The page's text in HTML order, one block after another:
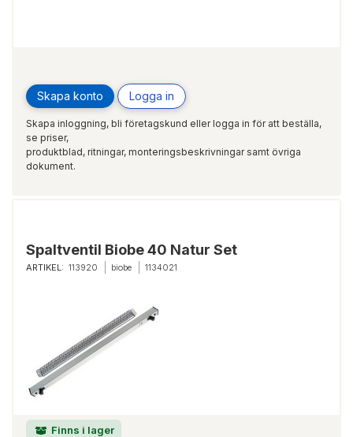
Skapa konto Logga in
Skapa inloggning, bli företagskund eller logga in för att beställa,
se priser,
produktblad, ritningar, monteringsbeskrivningar samt övriga
dokument.
Spaltventil Biobe 40 Natur Set
ARTIKEL: 113920 biobe 1134021
Finns i lager